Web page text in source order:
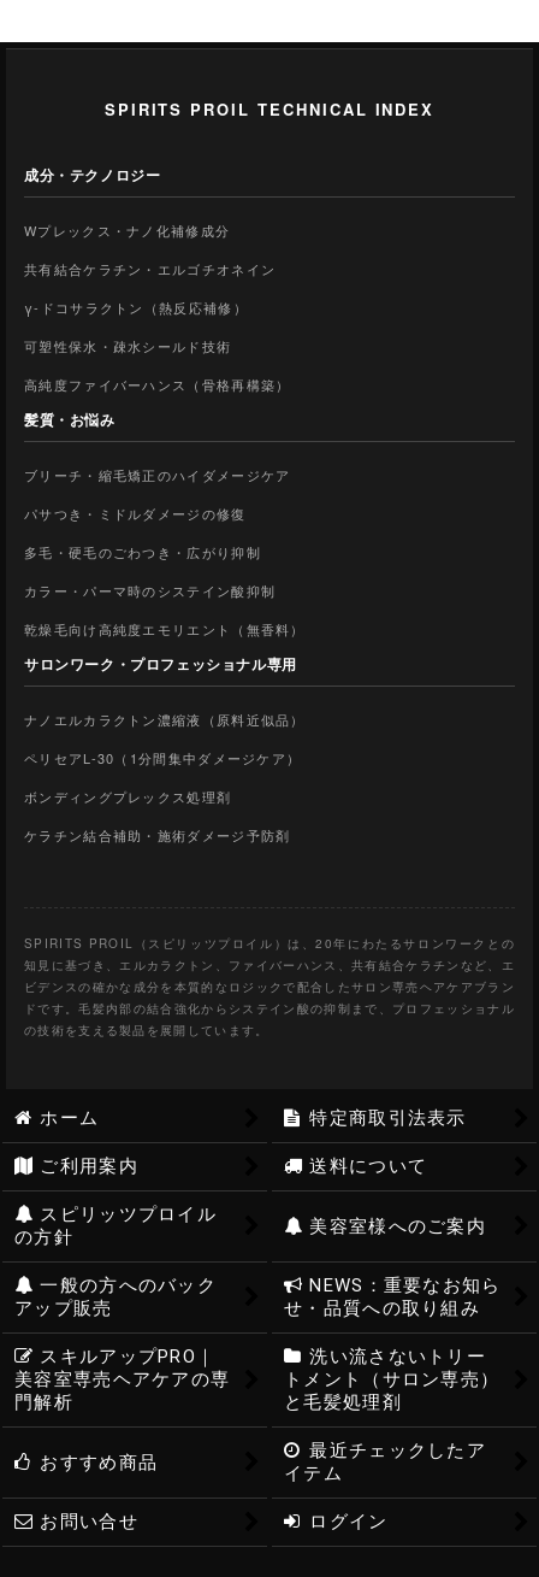
SPIRITS PROIL TECHNICAL INDEX
成分・テクノロジー
Wプレックス・ナノ化補修成分
共有結合ケラチン・エルゴチオネイン
γ-ドコサラクトン（熱反応補修）
可塑性保水・疎水シールド技術
高純度ファイバーハンス（骨格再構築）
髪質・お悩み
ブリーチ・縮毛矯正のハイダメージケア
パサつき・ミドルダメージの修復
多毛・硬毛のごわつき・広がり抑制
カラー・パーマ時のシステイン酸抑制
乾燥毛向け高純度エモリエント（無香料）
サロンワーク・プロフェッショナル専用
ナノエルカラクトン濃縮液（原料近似品）
ペリセアL-30（1分間集中ダメージケア）
ボンディングプレックス処理剤
ケラチン結合補助・施術ダメージ予防剤
SPIRITS PROIL（スピリッツプロイル）は、20年にわたるサロンワークとの
知見に基づき、エルカラクトン、ファイバーハンス、共有結合ケラチンなど、エ
ビデンスの確かな成分を本質的なロジックで配合したサロン専売ヘアケアブラン
ドです。毛髪内部の結合強化からシステイン酸の抑制まで、プロフェッショナル
の技術を支える製品を展開しています。
ホーム 特定商取引法表示
ご利用案内 送料について
スピリッツプロイル
の方針
美容室様へのご案内
一般の方へのバック
アップ販売
NEWS：重要なお知ら
せ・品質への取り組み
スキルアップPRO｜
美容室専売ヘアケアの専
門解析
洗い流さないトリー
トメント（サロン専売）
と毛髪処理剤
おすすめ商品
最近チェックしたア
イテム
お問い合せ ログイン